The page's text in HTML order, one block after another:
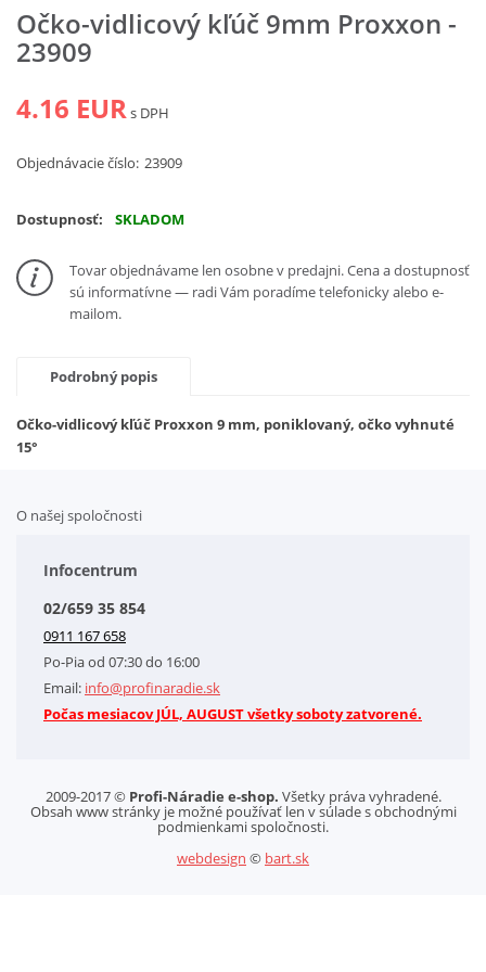
Vyhľadať
Očko-vidlicový kľúč 9mm Proxxon -
23909
4.16 EURs DPH
Objednávacie číslo: 23909
Dostupnosť: SKLADOM
Tovar objednávame len osobne v predajni. Cena a dostupnosť
sú informatívne — radi Vám poradíme telefonicky alebo e-
mailom.
Podrobný popis
Očko-vidlicový kľúč Proxxon 9 mm, poniklovaný, očko vyhnuté
15°
O našej spoločnosti
Obchodné podmienky
Kontakt
Letáky na stiahnutie
GDPR-Informácie o spracovaní osobných údajov HQ Tools, spol. s r. o.
Cookies
Infocentrum
02/659 35 854
0911 167 658
Po-Pia od 07:30 do 16:00
Email: info@profinaradie.sk
Počas mesiacov JÚL, AUGUST všetky soboty zatvorené.
2009-2017 © Profi-Náradie e-shop. Všetky práva vyhradené.
Obsah www stránky je možné používať len v súlade s obchodnými
podmienkami spoločnosti.
webdesign © bart.sk